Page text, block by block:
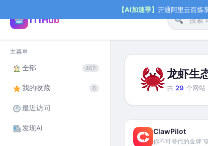
【AI加速季】 开通阿里云百炼
111Hub
主菜单
全部 462
我的收藏 0
最近访问
发现AI
龙虾生
共 29 个网站
ClawPilot
你不可替代的金牌”